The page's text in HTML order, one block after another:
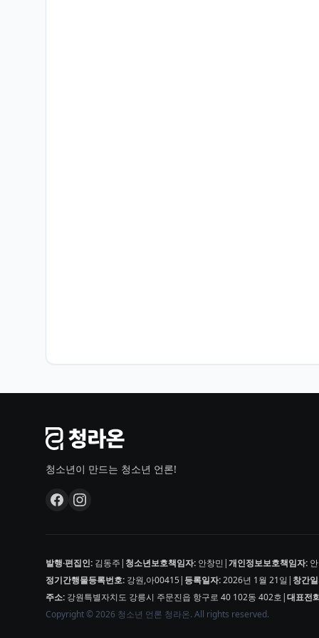
청소년이 만드는 청소년 언론!
발행·편집인: 김동주| 청소년보호책임자: 안창민|개인정보보호책임자:
정기간행물등록번호: 강원,아00415| 등록일자:2026년 1월 21일|창간
주소: 강원특별자치도 강릉시 주문진읍 항구로 40 102동 402호|대표전
Copyright © 2026 청소년 언론 청라온. All rights reserved.